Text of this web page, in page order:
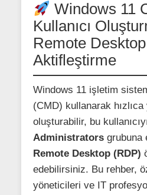
Windows 11
Kullanıcı
Remote Desktop
Aktifleştirme
Windows 11 işletim
(CMD) kullanarak hızlıca
oluşturabilir, bu kullanıcıyı
Administratorsgrubuna
Remote Desktop (RDP)
edebilirsiniz. Bu rehber,
yöneticileri ve IT